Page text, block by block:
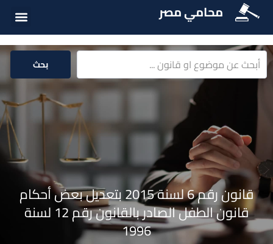
محامي مصر
بحث
قانون رقم 6 لسنة 2015 بتعديل بعض أحكام
قانون الطفل الصادر بالقانون رقم 12 لسنة
1996